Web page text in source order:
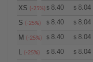
XS (-25%) $ 8.40 $ 8.04
S (-25%) $ 8.40 $ 8.04
M (-25%) $ 8.40 $ 8.04
L (-25%) $ 8.40 $ 8.04